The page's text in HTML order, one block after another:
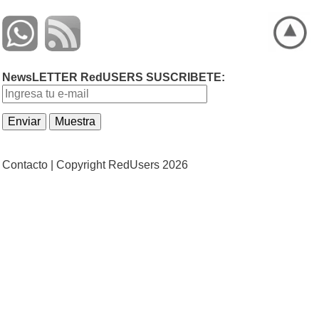
NewsLETTER RedUSERS SUSCRIBETE:
Contacto | Copyright RedUsers 2026